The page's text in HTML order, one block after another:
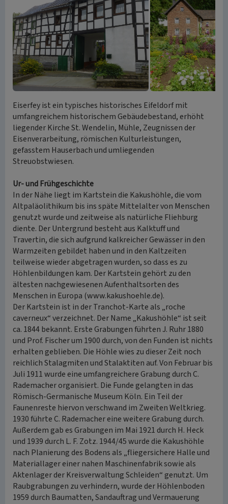
Eiserfey ist ein typisches historisches Eifeldorf mit
umfangreichem historischem Gebäudebestand, erhöht
liegender Kirche St. Wendelin, Mühle, Zeugnissen der
Eisenverarbeitung, römischen Kulturleistungen,
gefasstem Hauserbach und umliegenden
Streuobstwiesen.
Ur- und Frühgeschichte
In der Nähe liegt im Kartstein die Kakushöhle, die vom
Altpaläolithikum bis ins späte Mittelalter von Menschen
genutzt wurde und zeitweise als natürliche Fliehburg
diente. Der Untergrund besteht aus Kalktuff und
Travertin, die sich aufgrund kalkreicher Gewässer in den
Warmzeiten gebildet haben und in den Kaltzeiten
teilweise wieder abgetragen wurden, so dass es zu
Höhlenbildungen kam. Der Kartstein gehört zu den
ältesten nachgewiesenen Aufenthaltsorten des
Menschen in Europa (www.kakushoehle.de).
Der Kartstein ist in der Tranchot-Karte als „roche
caverneux“ verzeichnet. Der Name „Kakushöhle“ ist seit
ca. 1844 bekannt. Erste Grabungen führten J. Ruhr 1880
und Prof. Fischer um 1900 durch, von den Funden ist nichts
erhalten geblieben. Die Höhle wies zu dieser Zeit noch
reichlich Stalagmiten und Stalaktiten auf. Von Februar bis
Juli 1911 wurde eine umfangreichere Grabung durch C.
Rademacher organisiert. Die Funde gelangten in das
Römisch-Germanische Museum Köln. Ein Teil der
Faunenreste hiervon verschwand im Zweiten Weltkrieg.
1930 führte C. Rademacher eine weitere Grabung durch.
Außerdem gab es Grabungen im Mai 1921 durch H. Heck
und 1939 durch L. F. Zotz. 1944/45 wurde die Kakushöhle
nach Planierung des Bodens als „fliegersichere Halle und
Materiallager einer nahen Maschinenfabrik sowie als
Aktenlager der Kreisverwaltung Schleiden“ genutzt. Um
Raubgrabungen zu verhindern, wurde der Höhlenboden
1959 durch Baumatten, Sandauftrag und Vermauerung